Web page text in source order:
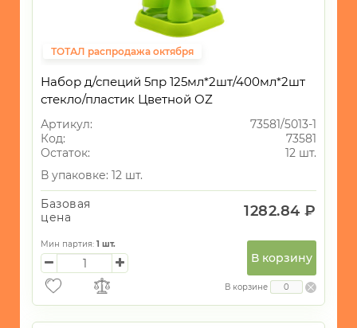
ТОТАЛ распродажа октября
Набор д/специй 5пр 125мл*2шт/400мл*2шт
стекло/пластик Цветной OZ
Артикул:
73581/5013-1
Код:
73581
Остаток:
12 шт.
В упаковке: 12 шт.
Базовая
цена
1282.84 ₽
Мин партия: 1 шт.
В корзину
В корзине